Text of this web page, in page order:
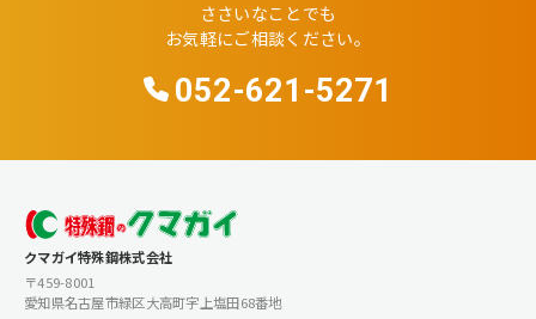
ささいなことでも
お気軽にご相談ください。
052-621-5271
クマガイ特殊鋼株式会社
〒459-8001
愛知県名古屋市緑区大高町字上塩田68番地